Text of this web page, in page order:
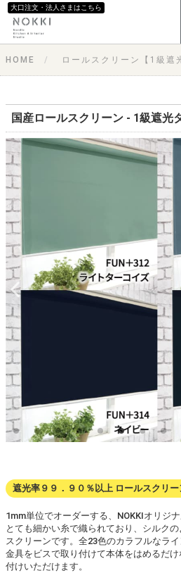
大口注文・法人さまはこちら
HOME ロールスクリーン【1級遮
国産ロールスクリーン - 1級遮光
遮光率９９．９０％以上 ロールスクリー
1mm単位でオーダーする、NOKKIオリジ
とても細かい糸で織られており、シルク
スクリーンです。全23色のカラフルなライ
金具をビスで取り付けて本体をはめるだ
付けいただけます。